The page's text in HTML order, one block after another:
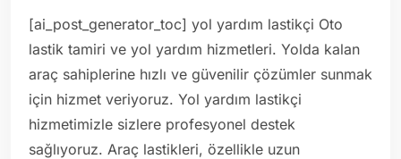
[ai_post_generator_toc] yol yardım lastikçi Oto
lastik tamiri ve yol yardım hizmetleri. Yolda kalan
araç sahiplerine hızlı ve güvenilir çözümler sunmak
için hizmet veriyoruz. Yol yardım lastikçi
hizmetimizle sizlere profesyonel destek
sağlıyoruz. Araç lastikleri, özellikle uzun